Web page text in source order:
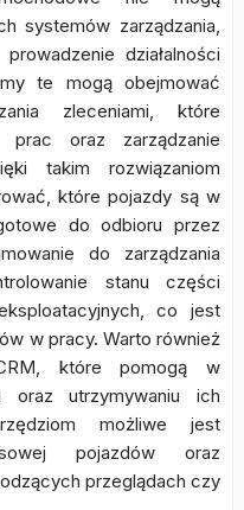
systemów zarządzania,
działalności
te mogą obejmować
zleceniami, które
prac oraz zarządzanie
takim rozwiązaniom
które pojazdy są w
do odbioru przez
do zarządzania
stanu części
co jest
w pracy. Warto również
które pomogą w
oraz utrzymywaniu ich
możliwe jest
pojazdów oraz
przeglądach czy